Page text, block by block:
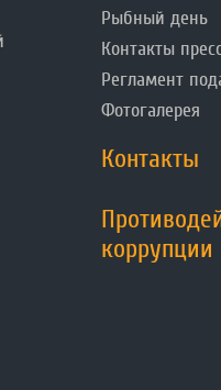
Рыбный день
Контакты
Регламент
Фотогалерея
Контакты
коррупции